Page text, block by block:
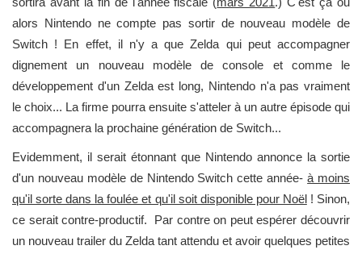
alors Nintendo ne compte pas sortir de nouveau modèle de
Switch ! En effet, il n'y a que Zelda qui peut accompagner
dignement un nouveau modèle de console et comme le
développement d'un Zelda est long, Nintendo n'a pas vraiment
le choix... La firme pourra ensuite s'atteler à un autre épisode qui
accompagnera la prochaine génération de Switch...
Evidemment, il serait étonnant que Nintendo annonce la sortie
d'un nouveau modèle de Nintendo Switch cette année-à moins
qu'il sorte dans la foulée et qu'il soit disponible pour Noël! Sinon,
ce serait contre-productif. Par contre on peut espérer découvrir
un nouveau trailer du Zelda tant attendu et avoir quelques petites